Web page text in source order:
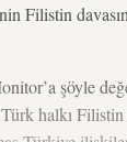
Filistin
şöyle
halkı Filistin